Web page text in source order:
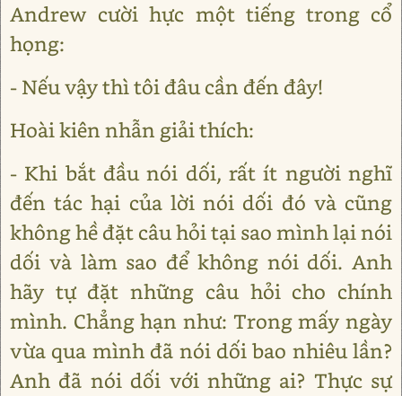
Andrew cười hực một tiếng trong cổ
họng:
- Nếu vậy thì tôi đâu cần đến đây!
Hoài kiên nhẫn giải thích:
- Khi bắt đầu nói dối, rất ít người nghĩ
đến tác hại của lời nói dối đó và cũng
không hề đặt câu hỏi tại sao mình lại nói
dối và làm sao để không nói dối. Anh
hãy tự đặt những câu hỏi cho chính
mình. Chẳng hạn như: Trong mấy ngày
vừa qua mình đã nói dối bao nhiêu lần?
Anh đã nói dối với những ai? Thực sự